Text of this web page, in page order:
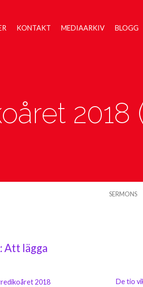
KONTAKT MEDIAARKIV BLOGG
2018
SERMONS
Att lägga
2018
De tio